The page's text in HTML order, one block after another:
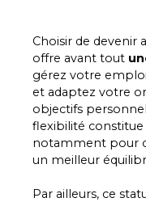
Choisir de
offre avant tout
gérez votre
et adaptez votre
objectifs
flexibilité
notamment pour
un meilleur
Par ailleurs, ce